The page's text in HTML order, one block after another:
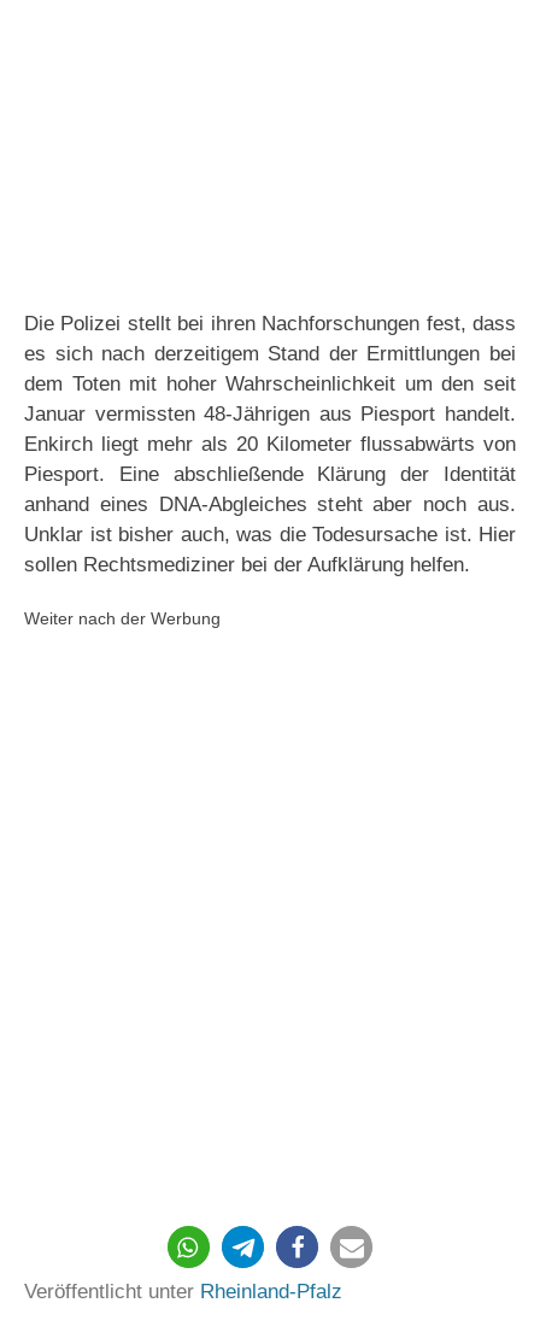
Die Polizei stellt bei ihren Nachforschungen fest, dass
es sich nach derzeitigem Stand der Ermittlungen bei
dem Toten mit hoher Wahrscheinlichkeit um den seit
Januar vermissten 48-Jährigen aus Piesport handelt.
Enkirch liegt mehr als 20 Kilometer flussabwärts von
Piesport. Eine abschließende Klärung der Identität
anhand eines DNA-Abgleiches steht aber noch aus.
Unklar ist bisher auch, was die Todesursache ist. Hier
sollen Rechtsmediziner bei der Aufklärung helfen.
Weiter nach der Werbung
Veröffentlicht unter Rheinland-Pfalz